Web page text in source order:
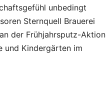
unbedingt
Sternquell Brauerei
der Frühjahrsputz-Aktion
und Kindergärten im